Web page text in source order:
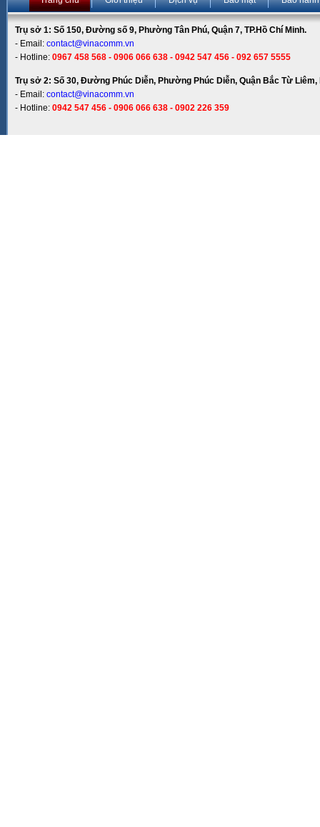
Trụ sở 1: Số 150, Đường số 9, Phường Tân Phú, Quận 7, TP.Hồ Chí Minh.
- Email: contact@vinacomm.vn
- Hotline: 0967 458 568 - 0906 066 638 - 0942 547 456 - 092 657 5555
Trụ sở 2: Số 30, Đường Phúc Diễn, Phường Phúc Diễn, Quận Bắc Từ Liêm,
- Email: contact@vinacomm.vn
- Hotline: 0942 547 456 - 0906 066 638 - 0902 226 359